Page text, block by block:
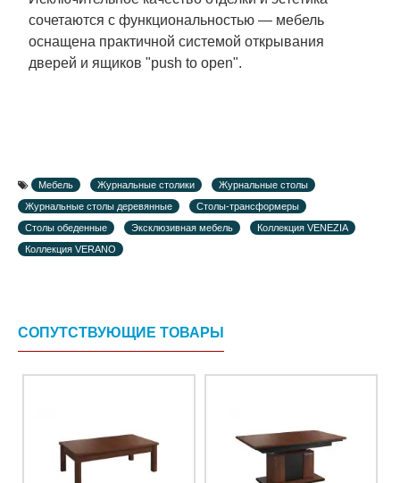
сочетаются с функциональностью — мебель
оснащена практичной системой открывания
дверей и ящиков "push to open".
Мебель Журнальные столики
Журнальные столы
Журнальные столы деревянные
Столы-трансформеры
Столы обеденные
Эксклюзивная мебель
Коллекция VENEZIA
Коллекция VERANO
СОПУТСТВУЮЩИЕ ТОВАРЫ